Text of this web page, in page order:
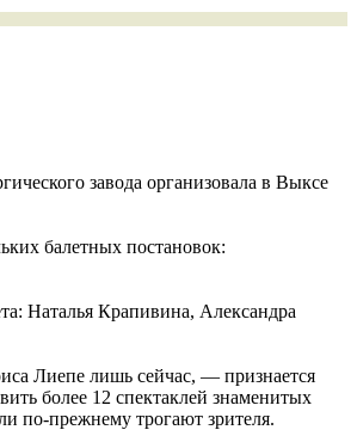
завода организовала в Выксе
балетных постановок:
Наталья Крапивина, Александра
Лиепе лишь сейчас, — признается
более 12 спектаклей знаменитых
по-прежнему трогают зрителя.